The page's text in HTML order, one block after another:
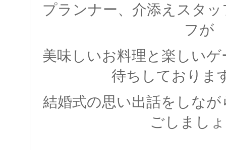
プランナー、介添えスタ
フが
美味しいお料理と楽しい
待ちしておりま
結婚式の思い出話をしな
ごしまし